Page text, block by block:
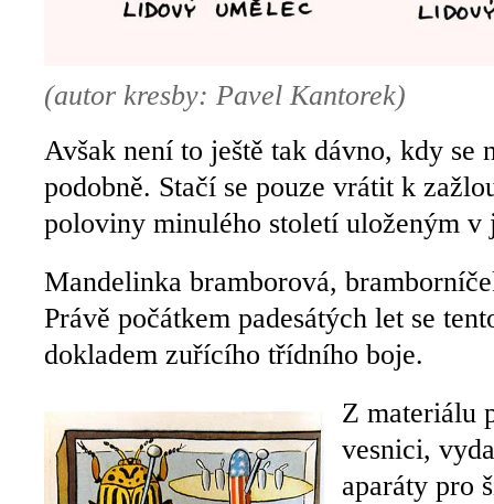
(autor kresby: Pavel Kantorek)
Avšak není to ještě tak dávno, kdy se
podobně. Stačí se pouze vrátit k
poloviny minulého století uloženým v
Mandelinka bramborová,
Právě počátkem padesátých let se
dokladem zuřícího třídního boje.
Z materiálu
vesnici,
aparáty pro